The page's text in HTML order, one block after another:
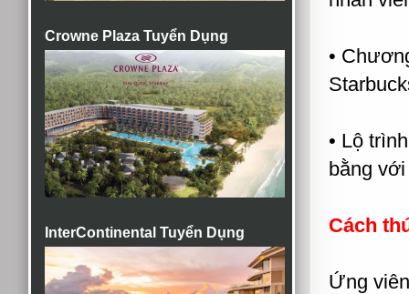
Crowne Plaza Tuyển Dụng
InterContinental Tuyển Dụng
•
• Lộ
bằng với
Cách
Ứng